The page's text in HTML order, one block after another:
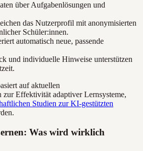
über Aufgabenlösungen und
das Nutzerprofil mit anonymisierten
Schüler:innen.
automatisch neue, passende
und individuelle Hinweise unterstützen
auf aktuellen
zur Effektivität adaptiver Lernsysteme,
Studien zur KI-gestützten
Was wird wirklich